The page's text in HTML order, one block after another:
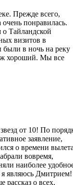
Прежде всего,
понравилась.
Тайландской
визитов в
в ночь на реку
хороший. Мы все
от 10! По
заявление,
о времени
вовремя,
наиболее
являюсь Дмитрием!
рассказ о всех,